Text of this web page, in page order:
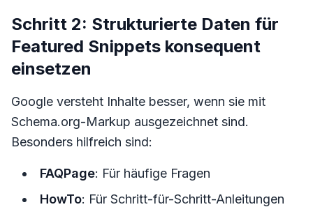
Schritt 2: Strukturierte Daten für
Featured Snippets konsequent
einsetzen
Google versteht Inhalte besser, wenn sie mit
Schema.org-Markup ausgezeichnet sind.
Besonders hilfreich sind:
FAQPage: Für häufige Fragen
HowTo: Für Schritt-für-Schritt-Anleitungen